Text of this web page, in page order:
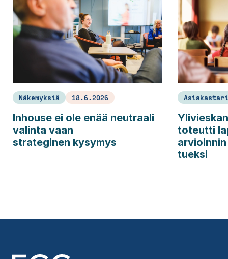
Näkemyksiä 18.6.2026
Inhouse ei ole enää neutraali
valinta vaan
strateginen kysymys
toteutti
tueksi